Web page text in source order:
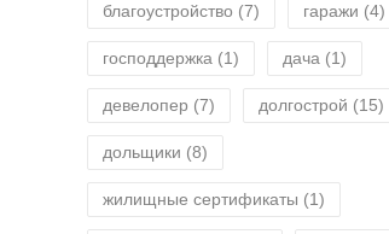
благоустройство (7) гаражи (4)
господдержка (1) дача (1)
девелопер (7) долгострой (15)
дольщики (8)
жилищные сертификаты (1)